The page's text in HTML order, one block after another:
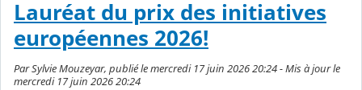
Lauréat du prix des initiatives
européennes 2026!
Par Sylvie Mouzeyar, publié le mercredi 17 juin 2026 20:24 - Mis à jour le
mercredi 17 juin 2026 20:24